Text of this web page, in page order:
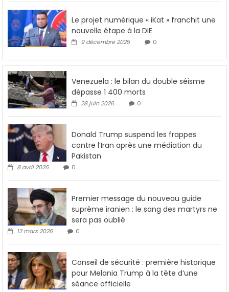
Le projet numérique « iKat » franchit une
nouvelle étape à la DIE
9 décembre 2025 0
Venezuela : le bilan du double séisme
dépasse 1 400 morts
28 juin 2026 0
Donald Trump suspend les frappes
contre l’Iran après une médiation du
Pakistan
8 avril 2026 0
Premier message du nouveau guide
suprême iranien : le sang des martyrs ne
sera pas oublié
12 mars 2026 0
Conseil de sécurité : première historique
pour Melania Trump à la tête d’une
séance officielle